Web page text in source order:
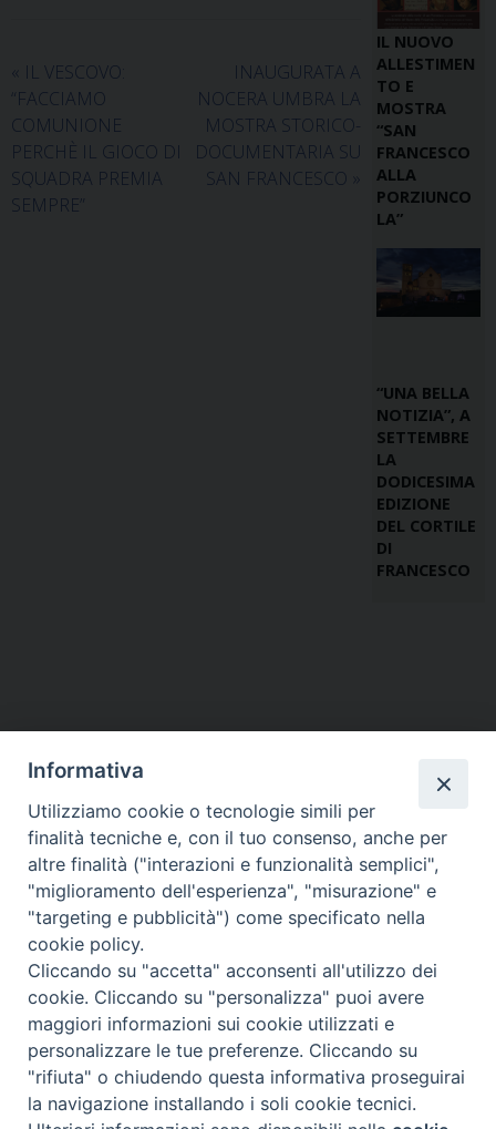
« IL VESCOVO:
“FACCIAMO
COMUNIONE
PERCHÈ IL GIOCO DI
SQUADRA PREMIA
SEMPRE”
INAUGURATA A
NOCERA UMBRA LA
MOSTRA STORICO-
DOCUMENTARIA SU
SAN FRANCESCO »
IL NUOVO
ALLESTIMEN
TO E
MOSTRA
“SAN
FRANCESCO
ALLA
PORZIUNCO
LA”
“UNA BELLA
NOTIZIA”, A
SETTEMBRE
LA
DODICESIMA
EDIZIONE
DEL CORTILE
DI
FRANCESCO
Diocesi di Assisi - Nocera Umbra - Gualdo
Tadino
P.zza Vescovado 3, 06081 Assisi (PG)
@2017
Informativa
Utilizziamo cookie o tecnologie simili per
finalità tecniche e, con il tuo consenso, anche per
altre finalità ("interazioni e funzionalità semplici",
"miglioramento dell'esperienza", "misurazione" e
"targeting e pubblicità") come specificato nella
cookie policy.
Cliccando su "accetta" acconsenti all'utilizzo dei
cookie. Cliccando su "personalizza" puoi avere
maggiori informazioni sui cookie utilizzati e
personalizzare le tue preferenze. Cliccando su
"rifiuta" o chiudendo questa informativa proseguirai
la navigazione installando i soli cookie tecnici.